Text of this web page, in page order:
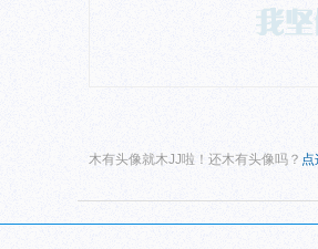
木有头像就木JJ啦！还木有头像吗？ 点